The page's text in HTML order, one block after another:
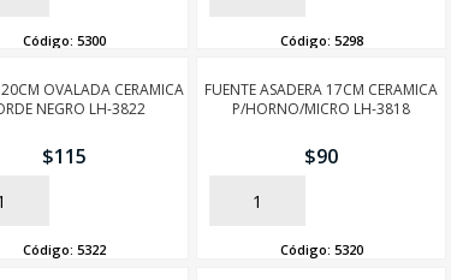
Código:5300 Código: 5298
20CM OVALADA CERAMICA
NEGRO LH-3822
$115
Código:5322
FUENTE ASADERA 17CM CERAMICA
P/HORNO/MICRO LH-3818
$90
AÑADIR
Código: 5320